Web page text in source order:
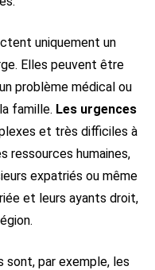
uniquement un
Elles peuvent être
problème médical ou
famille. Les urgences
et très difficiles à
ressources humaines,
expatriés ou même
et leurs ayants droit,
sont, par exemple, les